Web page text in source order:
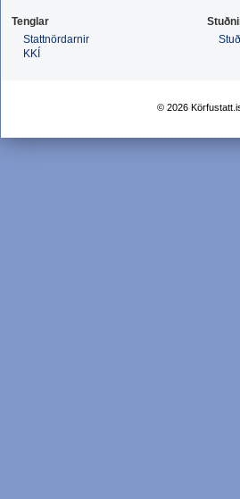
Tenglar
Stattnördarnir
KKÍ
© 2026